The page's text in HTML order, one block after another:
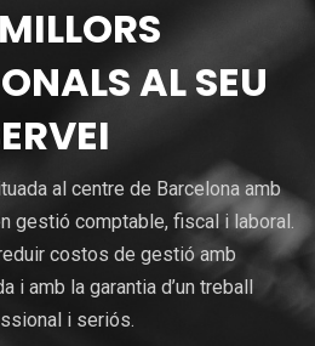
AL SEU
al centre de Barcelona amb
gestió comptable, fiscal i laboral.
costos de gestió amb
i amb la garantia d’un treball
i seriós.